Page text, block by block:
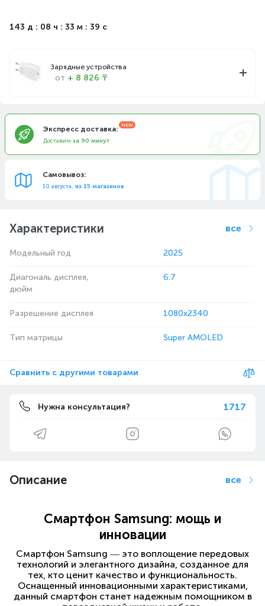
143 д : 08 ч : 33 м : 39 с
Зарядные устройства
от + 8 826 ₸
Экспресс доставка:
Доставим за 90 минут
Самовывоз:
10 августа, из 15 магазинов
Характеристики все
Модельный год 2025
Диагональ дисплея,
дюйм
6.7
Разрешение дисплея 1080x2340
Тип матрицы Super AMOLED
Сравнить с другими товарами
Нужна консультация? 1717
Описание все
Смартфон Samsung: мощь и
инновации
Смартфон Samsung — это воплощение передовых
технологий и элегантного дизайна, созданное для
тех, кто ценит качество и функциональность.
Оснащенный инновационными характеристиками,
данный смартфон станет надежным помощником в